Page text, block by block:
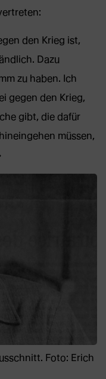
den Krieg ist,
Dazu
zu haben. Ich
gegen den Krieg,
gibt, die dafür
müssen,
Foto: Erich